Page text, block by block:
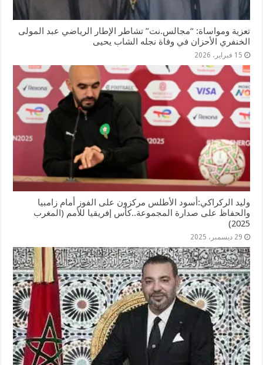
تعزية ومواساة: “مجالس.نت” تشاطر الإطار الرياضي عبد المولى
الخنفري الأحزان في وفاة نجله الشاب يحيى
15 فبراير، 2026
وليد الركراكي:أسود الأطلس مركزون على الفوز أمام زامبيا
والحفاظ على صدارة المجموعة..كأس إفريقيا للأمم (المغرب
2025)
29 ديسمبر، 2025